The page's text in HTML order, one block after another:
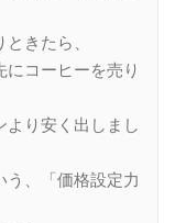
きたら、
コーヒーを売り
より安く出しまし
、「価格設定力